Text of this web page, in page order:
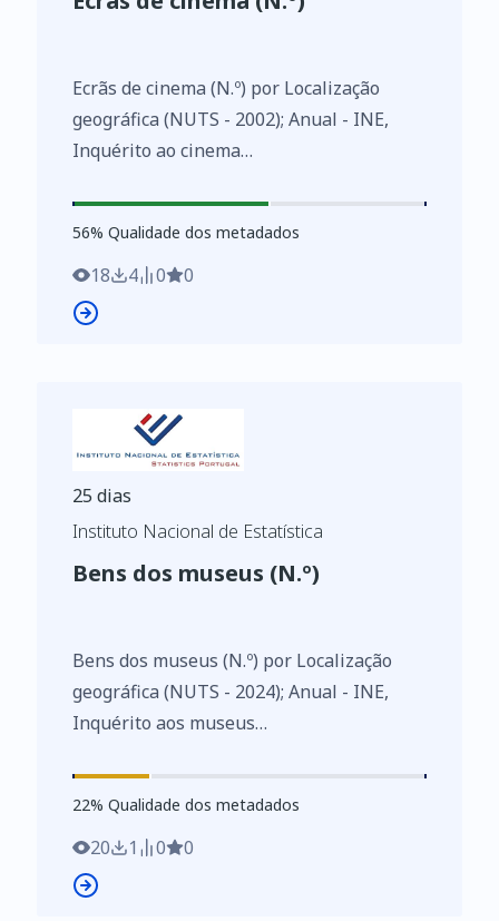
Ecrãs de cinema (N.º) por Localização
geográfica (NUTS - 2002); Anual - INE,
Inquérito ao cinema
56%
56% Qualidade dos metadados
18 4 0 0
25 dias
Instituto Nacional de Estatística
Bens dos museus (N.º)
Bens dos museus (N.º) por Localização
geográfica (NUTS - 2024); Anual - INE,
Inquérito aos museus
22%
22% Qualidade dos metadados
20 1 0 0